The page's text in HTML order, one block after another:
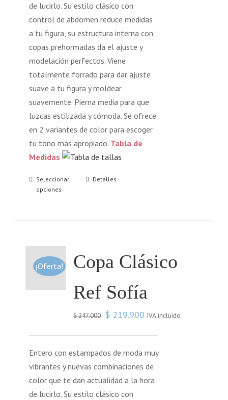
de lucirlo. Su estilo clásico con
control de abdomen reduce medidas
a tu figura, su estructura interna con
copas prehormadas da el ajuste y
modelación perfectos. Viene
totalmente forrado para dar ajuste
suave a tu figura y moldear
suavemente. Pierna media para que
luzcas estilizada y cómoda. Se ofrece
en 2 variantes de color para escoger
tu tono más apropiado. Tabla de
Medidas
Seleccionar
opciones
Detalles
¡Oferta!
Copa Clásico
Ref Sofía
$247.000 $ 219.900 IVA incluido
Entero con estampados de moda muy
vibrantes y nuevas combinaciones de
color que te dan actualidad a la hora
de lucirlo. Su estilo clásico con